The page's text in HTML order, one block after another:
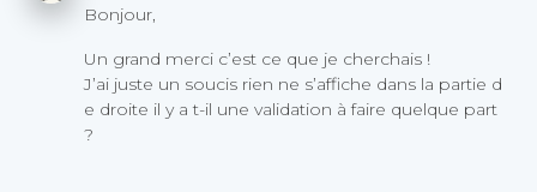
Bonjour,
Un grand merci c’est ce que je cherchais !
J’ai juste un soucis rien ne s’affiche dans la partie d
e droite il y a t-il une validation à faire quelque part
?